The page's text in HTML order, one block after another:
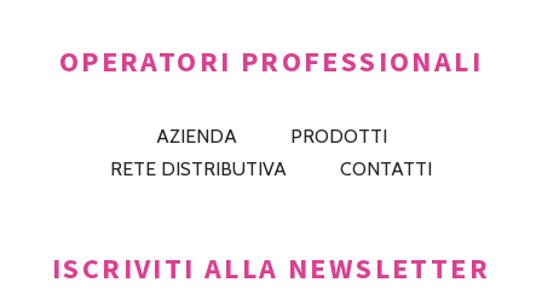
OPERATORI PROFESSIONALI
AZIENDA
PRODOTTI
RETE DISTRIBUTIVA
CONTATTI
ISCRIVITI ALLA NEWSLETTER